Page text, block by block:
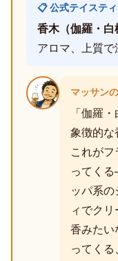
📋 公式テイステ
香木（伽羅・白
アロマ、上質で
マッサン
「伽羅
象徴的な
これが
ってく
ッパ系
ィでク
香みたい
ってくる